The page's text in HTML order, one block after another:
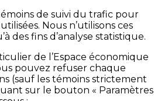
de suivi du trafic pour
Nous n’utilisons ces
des fins d’analyse statistique.
de l’Espace économique
pouvez refuser chaque
(sauf les témoins strictement
sur le bouton « Paramètres